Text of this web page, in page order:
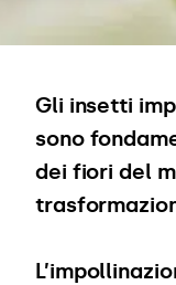
Gli insetti
sono
dei fiori del